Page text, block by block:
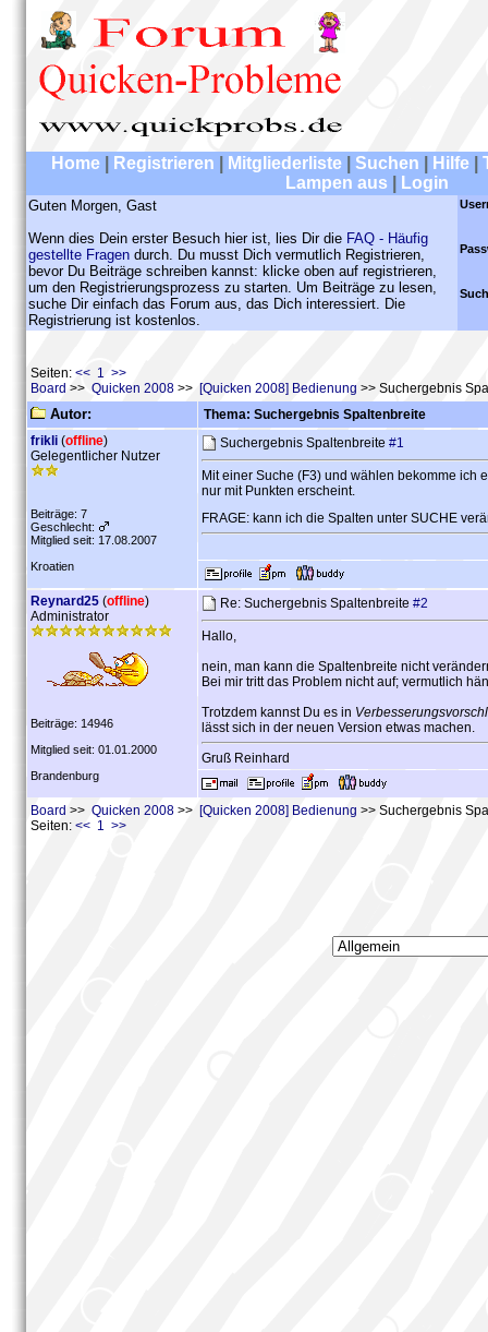
Home Registrieren Mitgliederliste Suchen Hilfe
Lampen aus
Login
Guten Morgen, Gast
Wenn dies Dein erster Besuch hier ist, lies Dir die FAQ - Häufig
gestellte Fragen durch. Du musst Dich vermutlich Registrieren,
bevor Du Beiträge schreiben kannst: klicke oben auf registrieren,
um den Registrierungsprozess zu starten. Um Beiträge zu lesen,
suche Dir einfach das Forum aus, das Dich interessiert. Die
Registrierung ist kostenlos.
Seiten: << 1 >>
Board >> Quicken 2008 >> [Quicken 2008] Bedienung >> Suchergebnis
Autor:
Thema: Suchergebnis Spaltenbreite
frikli (offline)
Gelegentlicher Nutzer
Beiträge: 7
Geschlecht:
Mitglied seit: 17.08.2007
Kroatien
Suchergebnis Spaltenbreite #1
Mit einer Suche (F3) und wählen bekomme ich
nur mit Punkten erscheint.
FRAGE: kann ich die Spalten unter SUCHE
Reynard25 (offline)
Administrator
Beiträge: 14946
Mitglied seit: 01.01.2000
Brandenburg
Re: Suchergebnis Spaltenbreite #2
Hallo,
nein, man kann die Spaltenbreite nicht
Bei mir tritt das Problem nicht auf; vermutlich
Trotzdem kannst Du es in
lässt sich in der neuen Version etwas machen.
Gruß Reinhard
Board >> Quicken 2008 >> [Quicken 2008] Bedienung >> Suchergebnis
Seiten: << 1 >>